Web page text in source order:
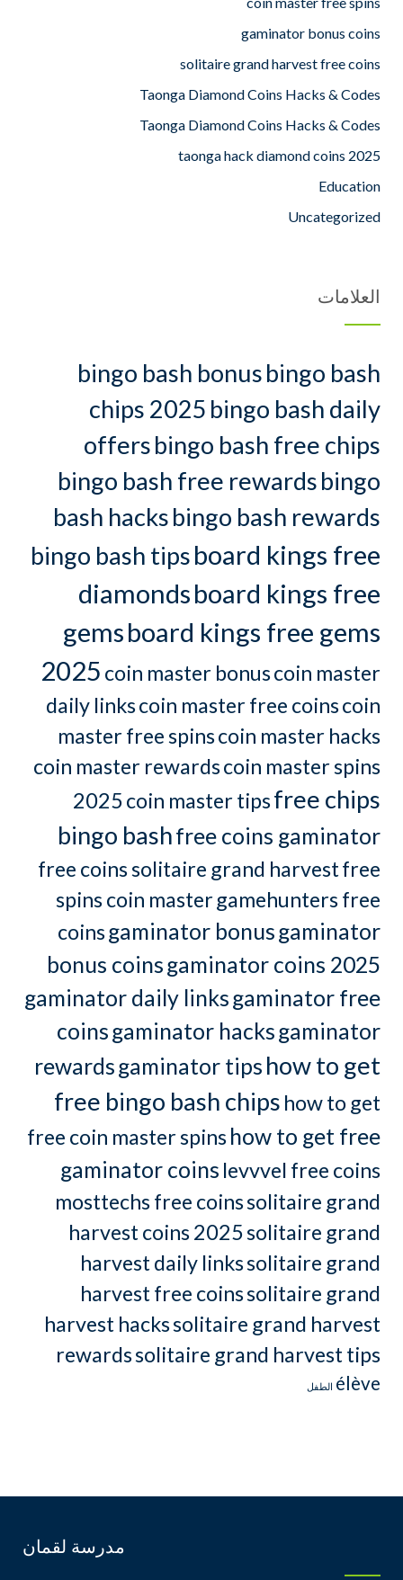
gaminator bonus coins
solitaire grand harvest free coins
Taonga Diamond Coins Hacks & Codes
Taonga Diamond Coins Hacks & Codes
taonga hack diamond coins 2025
Education
Uncategorized
العلامات
bingo bash bonusbingo bash
chips 2025 bingo bash daily
offersbingo bash free chips
bingo bash free rewardsbingo
bash hacksbingo bash rewards
bingo bash tipsboard kings free
diamondsboard kings free
gemsboard kings free gems
2025 coin master bonuscoin master
daily linkscoin master free coinscoin
master free spinscoin master hacks
coin master rewardscoin master spins
2025coin master tipsfree chips
bingo bashfree coins gaminator
free coins solitaire grand harvestfree
spins coin mastergamehunters free
coinsgaminator bonusgaminator
bonus coinsgaminator coins 2025
gaminator daily linksgaminator free
coinsgaminator hacksgaminator
rewardsgaminator tips how to get
free bingo bash chips how to get
free coin master spinshow to get free
gaminator coins levvvel free coins
mosttechs free coinssolitaire grand
harvest coins 2025solitaire grand
harvest daily linkssolitaire grand
harvest free coinssolitaire grand
harvest hackssolitaire grand harvest
rewardssolitaire grand harvest tips
élève الطفل
مدرسة لقمان